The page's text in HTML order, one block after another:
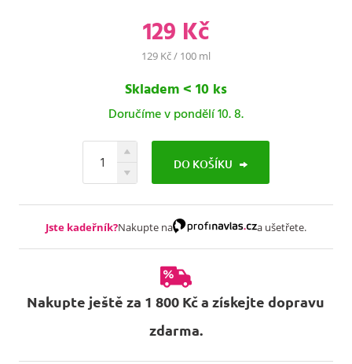
129 Kč
129 Kč / 100 ml
Skladem < 10 ks
Doručíme v pondělí 10. 8.
DO KOŠÍKU
Jste kadeřník?Nakupte na a ušetřete.
Nakupte ještě za 1 800 Kč a získejte dopravu
zdarma.